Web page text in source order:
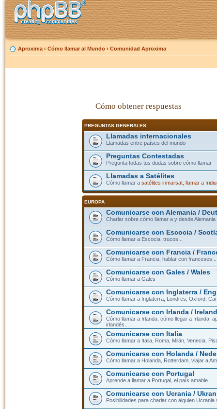
Aproxima ‹ Cómo llamar al Mundo ‹ Comunidad Aproxima
Cómo obtener respuestas
PREGUNTAS GENERALES
Llamadas internacionales
Llamadas entre países del mundo
Preguntas Contestadas
Pregunta todas tus dudas sobre cómo llamar
Llamadas a Satélites
Cómo llamar a satélites inmarsat, llamar a
EUROPA
Comunicarse con Alemania /
Charlar sobre cómo llamar a y desde Alemania
Comunicarse con Escocia /
Cómo llamar a Escocia, trucos...
Comunicarse con Francia /
Cómo llamar a Francia, hablar con franceses...
Comunicarse con Gales / Wales
Cómo llamar a Gales
Comunicarse con Inglaterra /
Cómo llamar a Inglaterra, Londres, Oxford,
Comunicarse con Irlanda / Ireland
Cómo llamar a Irlanda, cómo llegar a Irlanda,
irlandés...
Comunicarse con Italia
Cómo llamar a Italia, Roma, Milán, Venecia,
Comunicarse con Holanda /
Cómo llamar a Holanda, Rotterdam, viajar a
Comunicarse con Portugal
Aprende a llamar a Portugal, el país amable
Comunicarse con Ucrania /
Posibilidades para charlar con alguien Ucrania